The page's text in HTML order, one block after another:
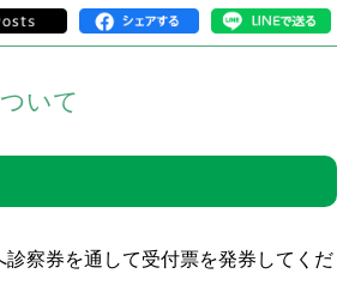
いて
診察券を通して受付票を発券してくだ